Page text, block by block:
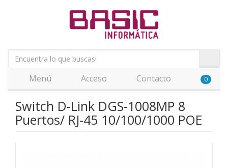
Menú Acceso Contacto 0
Switch D-Link DGS-1008MP 8
Puertos/ RJ-45 10/100/1000 POE